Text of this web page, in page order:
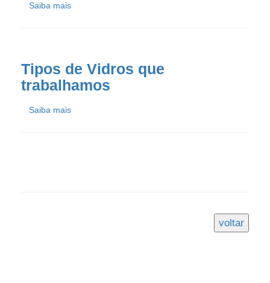
Saiba mais
Tipos de Vidros que
trabalhamos
Saiba mais